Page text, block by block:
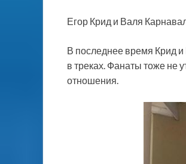
Егор Крид и Валя
В последнее время Крид
в треках. Фанаты тоже не
отношения.